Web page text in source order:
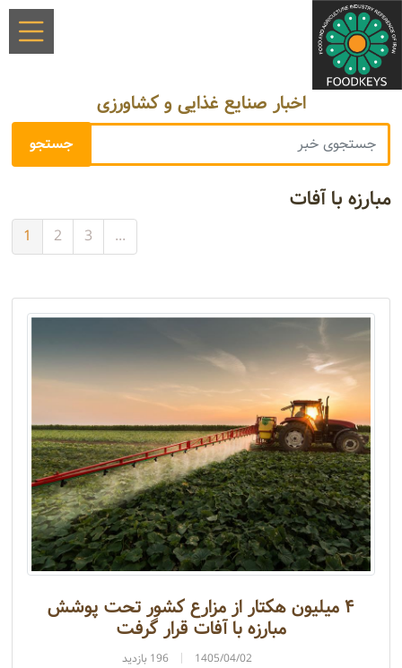
اخبار صنایع غذایی و کشاورزی
مبارزه با آفات
1 2 3 ...
۴ میلیون هکتار از مزارع کشور تحت پوشش
مبارزه با آفات قرار گرفت
1405/04/02 196 بازدید